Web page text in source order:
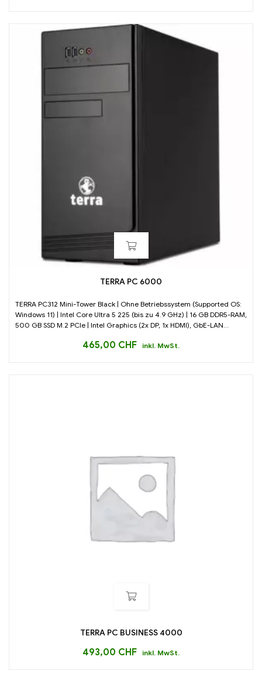
TERRA PC 6000
TERRA PC312 Mini-Tower Black | Ohne Betriebssystem (Supported OS:
Windows 11) | Intel Core Ultra 5 225 (bis zu 4.9 GHz) | 16 GB DDR5-RAM,
500 GB SSD M.2 PCIe | Intel Graphics (2x DP, 1x HDMI), GbE-LAN...
465,00 CHF inkl. MwSt.
TERRA PC BUSINESS 4000
493,00 CHF inkl. MwSt.